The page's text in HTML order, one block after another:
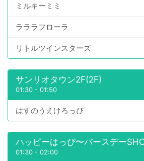
ミルキーミミ
ラララフローラ
リトルツインスターズ
サンリオタウン2F(2F)
01:30 - 01:50
はすのうえけろっぴ
ハッピーはっぴ〜バースデー
01:30 - 02:00